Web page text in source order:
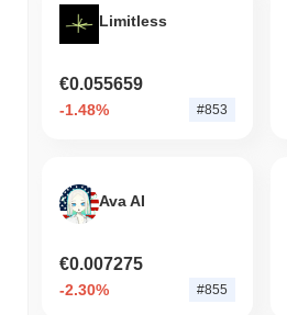
Limitless
€0.055659
-1.48% #853
Ava AI
€0.007275
-2.30% #855